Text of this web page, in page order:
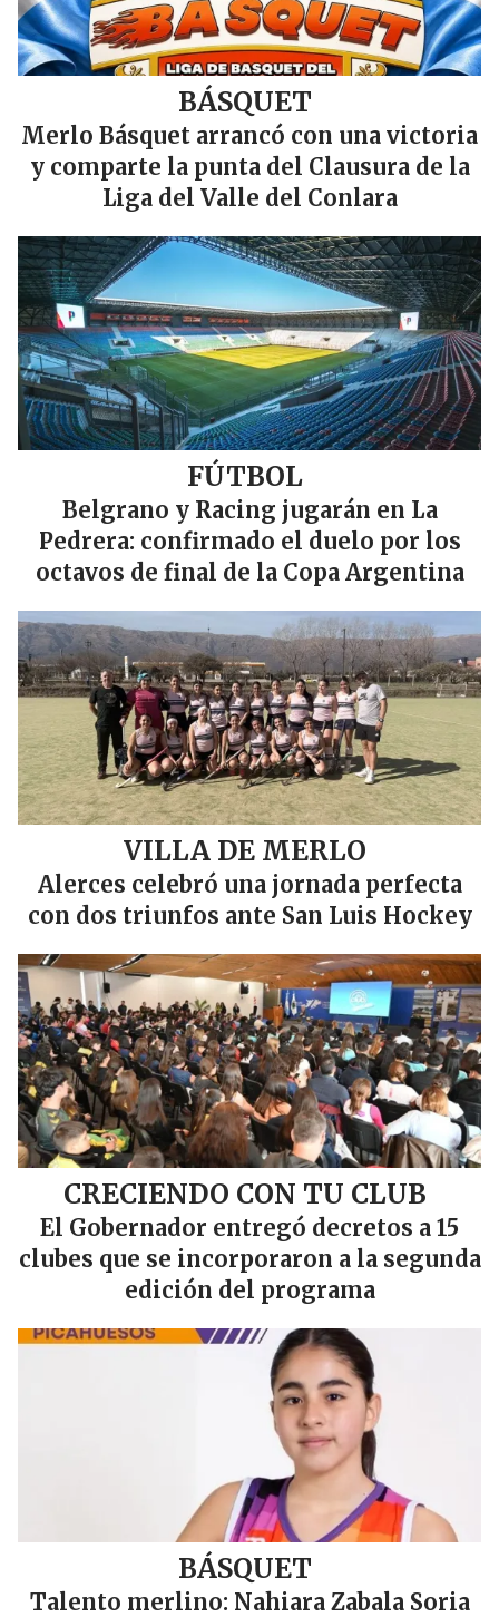
BÁSQUET
Merlo Básquet arrancó con una victoria
y comparte la punta del Clausura de la
Liga del Valle del Conlara
FÚTBOL
Belgrano y Racing jugarán en La
Pedrera: confirmado el duelo por los
octavos de final de la Copa Argentina
VILLA DE MERLO
Alerces celebró una jornada perfecta
con dos triunfos ante San Luis Hockey
CRECIENDO CON TU CLUB
El Gobernador entregó decretos a 15
clubes que se incorporaron a la segunda
edición del programa
BÁSQUET
Talento merlino: Nahiara Zabala Soria